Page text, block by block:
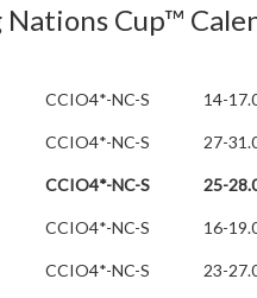
Nations Cup™
CCIO4*-NC-S 14-
CCIO4*-NC-S 27-
CCIO4*-NC-S 25-
CCIO4*-NC-S 16-
CCIO4*-NC-S 23-